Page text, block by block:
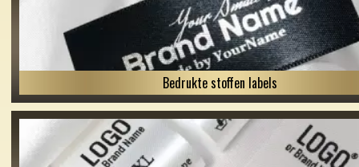
Bedrukte stoffen labels